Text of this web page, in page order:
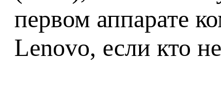
первом аппарате
Lenovo, если кто